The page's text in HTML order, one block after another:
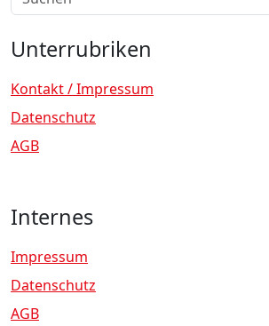
Unterrubriken
Kontakt / Impressum
Datenschutz
AGB
Internes
Impressum
Datenschutz
AGB